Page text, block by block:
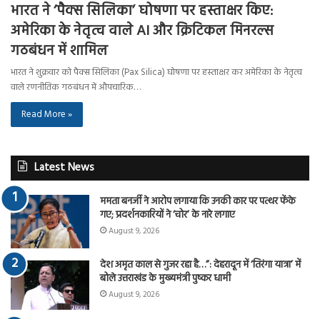
भारत ने ‘पैक्स सिलिका’ घोषणा पर हस्ताक्षर किए:
अमेरिका के नेतृत्व वाले AI और क्रिटिकल मिनरल्स
गठबंधन में शामिल
भारत ने शुक्रवार को पैक्स सिलिका (Pax Silica) घोषणा पर हस्ताक्षर कर अमेरिका के नेतृत्व
वाले रणनीतिक गठबंधन में औपचारिक…
Read More »
Latest News
ममता बनर्जी ने आरोप लगाया कि उनकी कार पर पत्थर फेंके
गए; प्रदर्शनकारियों ने ‘चोर’ के नारे लगाए
August 9, 2026
देश अमृत काल से गुजर रहा है…”: देहरादून में ‘तिरंगा यात्रा’ में
बोले उत्तराखंड के मुख्यमंत्री पुष्कर धामी
August 9, 2026